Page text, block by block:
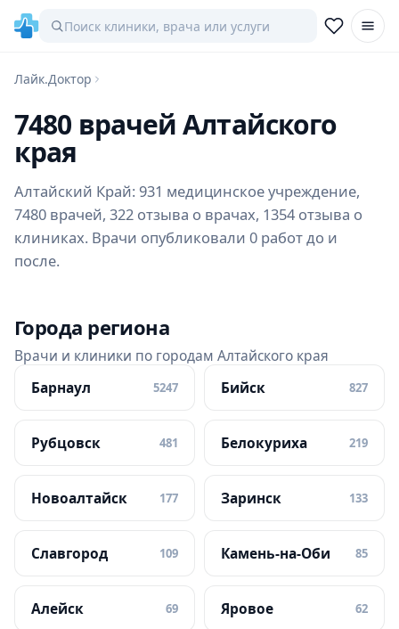
Лайк.Доктор
7480 врачей Алтайского
края
Алтайский Край: 931 медицинское учреждение,
7480 врачей, 322 отзыва о врачах, 1354 отзыва о
клиниках. Врачи опубликовали 0 работ до и
после.
Города региона
Врачи и клиники по городам Алтайского края
Барнаул
5247 Бийск 827
Рубцовск 481 Белокуриха 219
Новоалтайск 177 Заринск 133
Славгород 109 Камень-на-Оби 85
Алейск 69 Яровое 62